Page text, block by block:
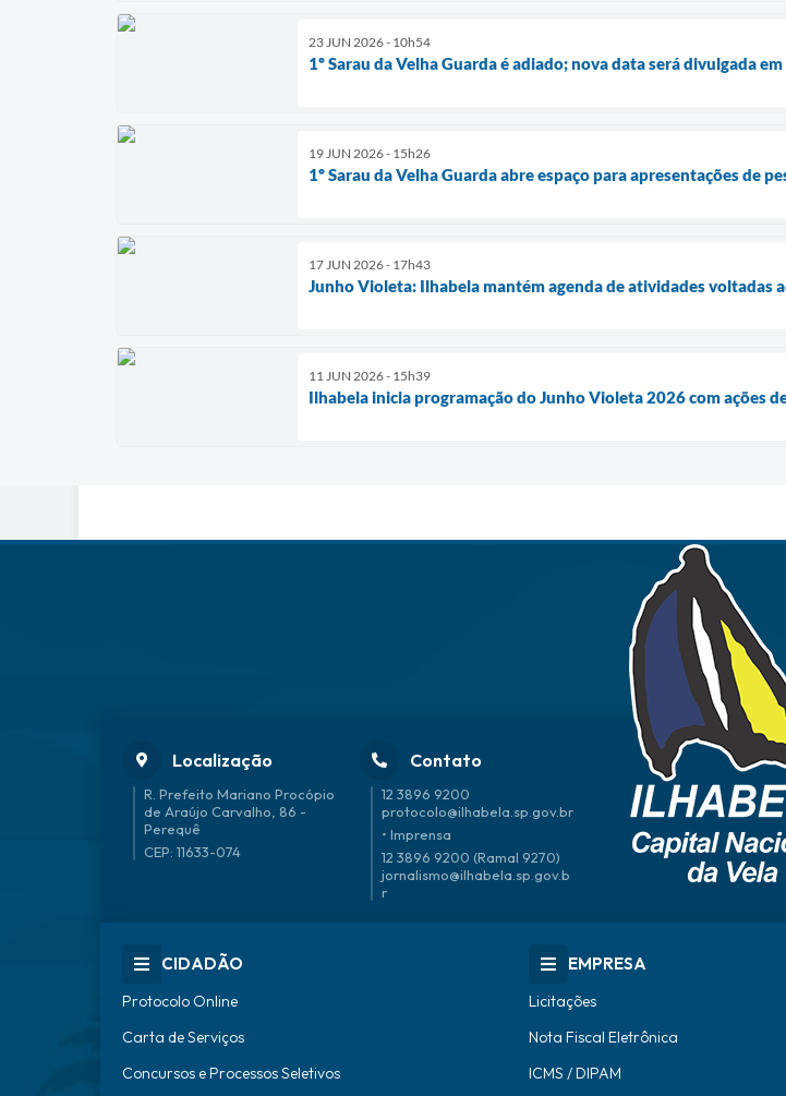
23 JUN 2026 - 10h54
1º Sarau da Velha Guarda é adiado; nova data será divulgada
19 JUN 2026 - 15h26
1º Sarau da Velha Guarda abre espaço para apresentações de
17 JUN 2026 - 17h43
Junho Violeta: Ilhabela mantém agenda de atividades voltadas
11 JUN 2026 - 15h39
Ilhabela inicia programação do Junho Violeta 2026 com ações
Localização
R. Prefeito Mariano Procópio
de Araújo Carvalho, 86 -
Perequê
CEP: 11633-074
Contato
12 3896 9200
protocolo@ilhabela.sp.gov.br
• Imprensa
12 3896 9200 (Ramal 9270)
jornalismo@ilhabela.sp.gov.b
r
CIDADÃO
Protocolo Online
Carta de Serviços
Concursos e Processos Seletivos
EMPRESA
Licitações
Nota Fiscal Eletrônica
ICMS / DIPAM